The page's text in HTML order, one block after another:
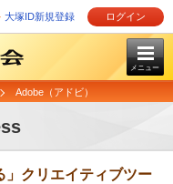
大塚ID新規登録 ログイン
メニュー
Adobe（アドビ）
」クリエイティブツー